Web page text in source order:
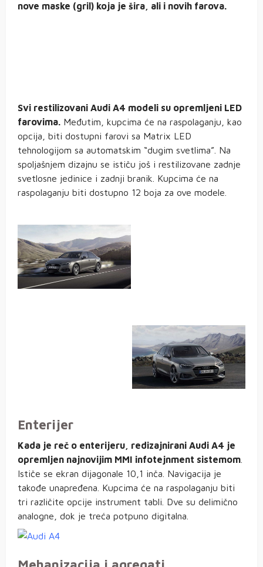
nove maske (gril) koja je šira, ali i novih farova.
Svi restilizovani Audi A4 modeli su opremljeni LED
farovima. Međutim, kupcima će na raspolaganju, kao
opcija, biti dostupni farovi sa Matrix LED
tehnologijom sa automatskim “dugim svetlima”. Na
spoljašnjem dizajnu se ističu još i restilizovane zadnje
svetlosne jedinice i zadnji branik. Kupcima će na
raspolaganju biti dostupno 12 boja za ove modele.
Enterijer
Kada je reč o enterijeru, redizajnirani Audi A4 je
opremljen najnovijim MMI infotejnment sistemom
Ističe se ekran dijagonale 10,1 inča. Navigacija je
takođe unapređena. Kupcima će na raspolaganju biti
tri različite opcije instrument tabli. Dve su delimično
analogne, dok je treća potpuno digitalna.